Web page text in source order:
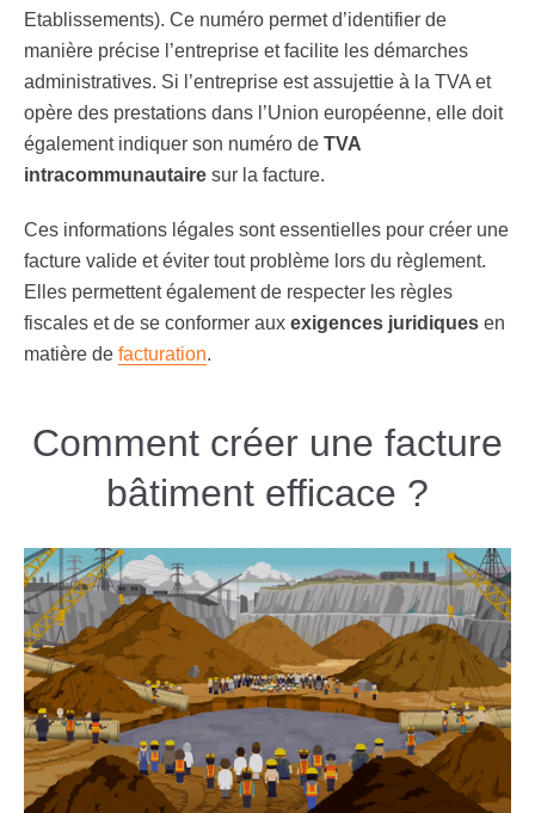
Etablissements). Ce numéro permet d’identifier de
manière précise l’entreprise et facilite les démarches
administratives. Si l’entreprise est assujettie à la TVA et
opère des prestations dans l’Union européenne, elle doit
également indiquer son numéro de TVA
intracommunautaire sur la facture.
Ces informations légales sont essentielles pour créer une
facture valide et éviter tout problème lors du règlement.
Elles permettent également de respecter les règles
fiscales et de se conformer aux exigences juridiques en
matière de facturation.
Comment créer une facture
bâtiment efficace ?